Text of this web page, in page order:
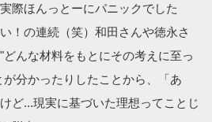
際ほんっとーにパニックでした
！の連続（笑）和田さんや徳永さ
んな材料をもとにその考えに至っ
分かったりしたことから、「あ
ど...現実に基づいた理想ってことじ